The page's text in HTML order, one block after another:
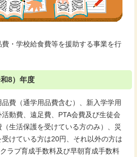
・学校給食費等を援助する事業を行
8）年度
費（通学用品費含む）、新入学学用
動費、遠足費、PTA会費及び生徒会
生活保護を受けている方のみ）、災
けている方は20円、それ以外の方は
ラブ育成手数料及び早朝育成手数料